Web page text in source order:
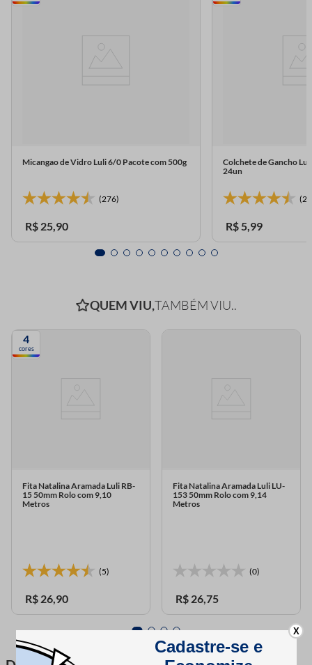
Micangao de Vidro Luli 6/0 Pacote com 500g
(276)
R$ 25,90
Colchete de Gancho
24un
R$ 5,99
QUEM VIU,TAMBÉM VIU..
4
cores
Fita Natalina Aramada Luli RB-
15 50mm Rolo com 9,10
Metros
(5)
R$ 26,90
Fita Natalina Aramada Luli LU-
153 50mm Rolo com 9,14
Metros
(0)
R$ 26,75
X